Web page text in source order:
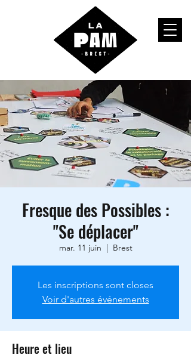
Fresque des Possibles :
"Se déplacer"
mar. 11 juin
  |
Brest
Les inscriptions sont closes
Voir d'autres événements
Heure et lieu